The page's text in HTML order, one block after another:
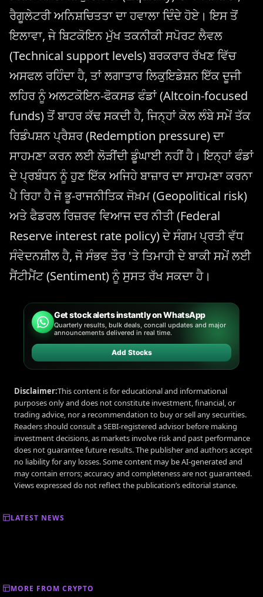
ਰੈਗੂਲੇਟਰੀ ਅਨਿਸ਼ਚਿਤਤਾ ਦਾ ਹਵਾਲਾ ਦਿੰਦੇ ਹੋਏ। ਇਸ ਤੋਂ
ਇਲਾਵਾ, ਜੇ ਬਿਟਕੋਇਨ ਮੁੱਖ ਤਕਨੀਕੀ ਸਪੋਰਟ ਲੈਵਲ
(Technical support levels) ਬਰਕਰਾਰ ਰੱਖਣ ਵਿੱਚ
ਅਸਫਲ ਰਹਿੰਦਾ ਹੈ, ਤਾਂ ਲਗਾਤਾਰ ਲਿਕੁਇਡੇਸ਼ਨ ਇੱਕ ਦੂਜੀ
ਲਹਿਰ ਨੂੰ ਅਲਟਕੋਇਨ-ਫੋਕਸਡ ਫੰਡਾਂ (Altcoin-focused
funds) ਤੋਂ ਬਾਹਰ ਕੱਢ ਸਕਦੀ ਹੈ, ਜਿਨ੍ਹਾਂ ਕੋਲ ਲੰਬੇ ਸਮੇਂ ਤੱਕ
ਰਿਡੰਪਸ਼ਨ ਪ੍ਰੈਸ਼ਰ (Redemption pressure) ਦਾ
ਸਾਹਮਣਾ ਕਰਨ ਲਈ ਲੋੜੀਂਦੀ ਡੂੰਘਾਈ ਨਹੀਂ ਹੈ। ਇਨ੍ਹਾਂ ਫੰਡਾਂ
ਦੇ ਪ੍ਰਬੰਧਨ ਨੂੰ ਹੁਣ ਇੱਕ ਅਜਿਹੇ ਬਾਜ਼ਾਰ ਦਾ ਸਾਹਮਣਾ ਕਰਨਾ
ਪੈ ਰਿਹਾ ਹੈ ਜੋ ਭੂ-ਰਾਜਨੀਤਿਕ ਜੋਖ਼ਮ (Geopolitical risk)
ਅਤੇ ਫੈਡਰਲ ਰਿਜ਼ਰਵ ਵਿਆਜ ਦਰ ਨੀਤੀ (Federal
Reserve interest rate policy) ਦੇ ਸੰਗਮ ਪ੍ਰਤੀ ਵੱਧ
ਸੰਵੇਦਨਸ਼ੀਲ ਹੈ, ਜੋ ਸੰਭਵ ਤੌਰ 'ਤੇ ਤਿਮਾਹੀ ਦੇ ਬਾਕੀ ਸਮੇਂ ਲਈ
ਸੈਂਟੀਮੈਂਟ (Sentiment) ਨੂੰ ਸੁਸਤ ਰੱਖ ਸਕਦਾ ਹੈ।
Get stock alerts instantly on WhatsApp
Quarterly results, bulk deals, concall updates and major
announcements delivered in real time.
Add Stocks
Disclaimer:This content is for educational and informational
purposes only and does not constitute investment, financial, or
trading advice, nor a recommendation to buy or sell any securities.
Readers should consult a SEBI-registered advisor before making
investment decisions, as markets involve risk and past performance
does not guarantee future results. The publisher and authors accept
no liability for any losses. Some content may be AI-generated and
may contain errors; accuracy and completeness are not guaranteed.
Views expressed do not reflect the publication’s editorial stance.
LATEST NEWS
MORE FROM CRYPTO